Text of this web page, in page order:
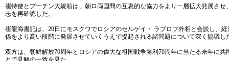
崔特使とプーチン大統領は、朝ロ両国間の互恵的な協力をより一層拡大発展さ
志を再確認した。
崔龍海書記は、20日にモスクワでロシアのセルゲイ・ ラブロフ外相と会談し、
係をより高い段階に発展させていくうえで提起される諸問題について深く協議し
双方は、朝鮮解放70周年とロシアの偉大な祖国戦争勝利70周年に当たる来年に
とで見解の一致を見た。